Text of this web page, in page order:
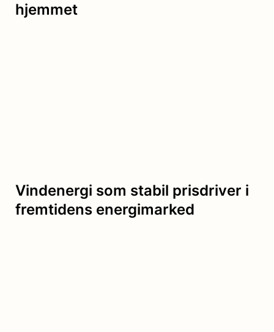
hjemmet
Vindenergi som stabil prisdriver i
fremtidens energimarked